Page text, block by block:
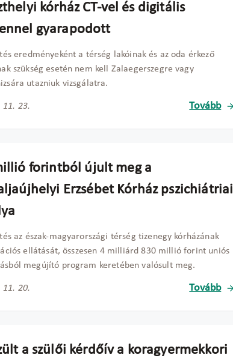
kórház CT-vel és digitális
gyarapodott
eredményeként a térség lakóinak és az oda érkező
szükség esetén nem kell Zalaegerszegre vagy
utazniuk vizsgálatra.
11. 23. Tovább
forintból újult meg a
Erzsébet Kórház pszichiátriai
az észak-magyarországi térség tizenegy kórházának
ellátását, összesen 4 milliárd 830 millió forint uniós
megújító program keretében valósult meg.
11. 20. Tovább
a szülői kérdőív a koragyermekkori